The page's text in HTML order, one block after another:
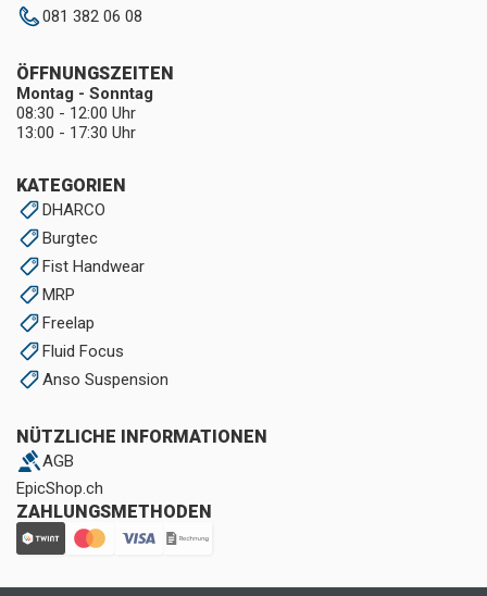
081 382 06 08
KATEGORIEN
DHARCO
Burgtec
Fist Handwear
MRP
Freelap
Fluid Focus
Anso Suspension
NÜTZLICHE INFORMATIONEN
AGB
EpicShop.ch
ZAHLUNGSMETHODEN
ÖFFNUNGSZEITEN
Montag - Sonntag
08:30 - 12:00 Uhr
13:00 - 17:30 Uhr